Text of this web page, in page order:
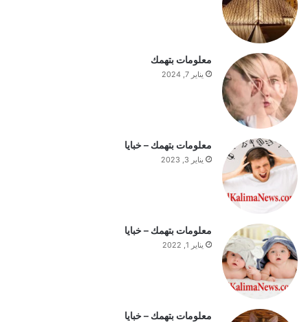
ا
ل
ه
ي
م
ي
و
م
معلومات بتهمك
يناير 7, 2024
معلومات بتهمك – خبايا
يناير 3, 2023
معلومات بتهمك – خبايا
يناير 1, 2022
معلومات بتهمك – خبايا